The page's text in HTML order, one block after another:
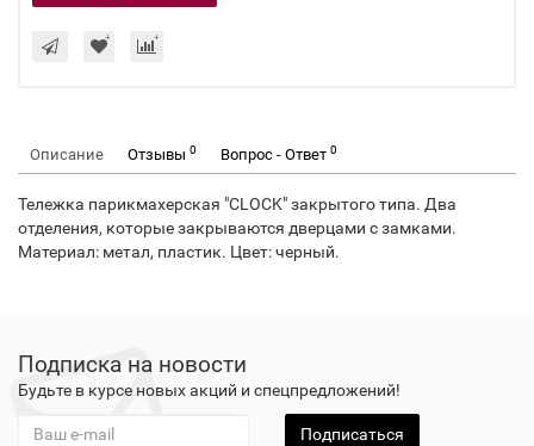
Описание Отзывы 0 Вопрос - Ответ 0
Тележка парикмахерская "CLOCK" закрытого типа. Два
отделения, которые закрываются дверцами с замками.
Материал: метал, пластик. Цвет: черный.
Подписка на новости
Будьте в курсе новых акций и спецпредложений!
Подписаться